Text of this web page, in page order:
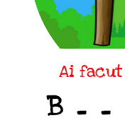
Ai facut
B _ _